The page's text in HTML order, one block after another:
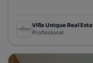
Villa Unique Real
Profissional